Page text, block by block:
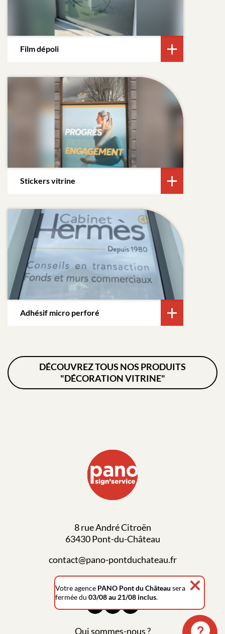
Film dépoli
Stickers vitrine
Adhésif micro perforé
DÉCOUVREZ TOUS NOS PRODUITS
"DÉCORATION VITRINE"
8 rue André Citroën
63430 Pont-du-Château
contact@pano-pontduchateau.fr
04 73 83 10 31
Qui sommes-nous ?
Votre agence PANO Pont du Château sera
fermée du 03/08 au 21/08 inclus.